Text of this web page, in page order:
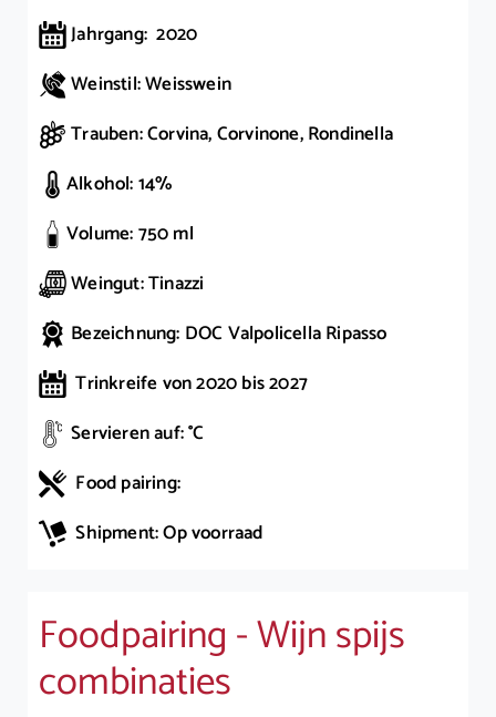
Jahrgang: 2020
Weinstil: Weisswein
Trauben: Corvina, Corvinone, Rondinella
Alkohol: 14%
Volume: 750 ml
Weingut: Tinazzi
Bezeichnung: DOC Valpolicella Ripasso
Trinkreife von 2020 bis 2027
Servieren auf: °C
Food pairing:
Shipment: Op voorraad
Foodpairing - Wijn spijs
combinaties